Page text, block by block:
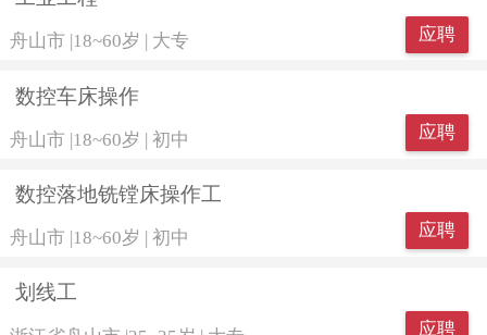
舟山市 18~60岁 大专 应聘
数控车床操作
舟山市 |18~60岁 | 初中 应聘
数控落地铣镗床操作工
舟山市 18~60岁 初中 应聘
划线工
应聘